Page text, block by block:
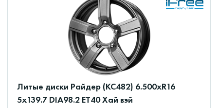
Литые диски Райдер (КС482) 6.500xR16
5x139.7 DIA98.2 ET40 Хай вэй